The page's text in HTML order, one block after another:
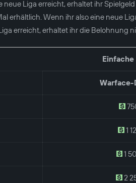
neue Liga erreicht, erhaltet ihr
erhältlich. Wenn ihr also eine neue
erreicht, erhaltet ihr die Belohnung
Warface-
1
1
2